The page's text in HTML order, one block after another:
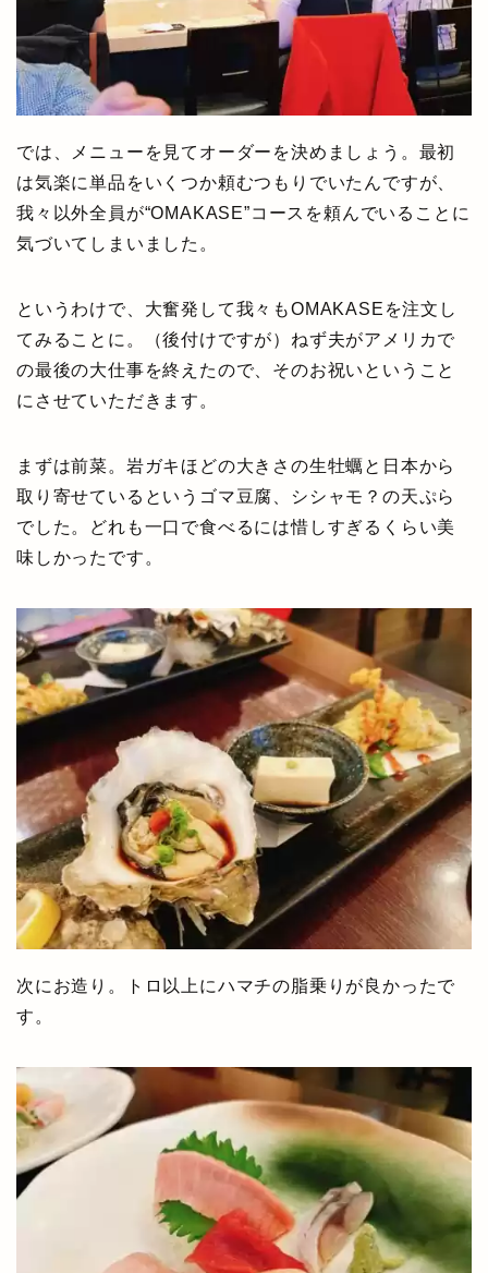
では、メニューを見てオーダーを決めましょう。最初
は気楽に単品をいくつか頼むつもりでいたんですが、
我々以外全員が“OMAKASE”コースを頼んでいることに
気づいてしまいました。
というわけで、大奮発して我々もOMAKASEを注文し
てみることに。（後付けですが）ねず夫がアメリカで
の最後の大仕事を終えたので、そのお祝いということ
にさせていただきます。
まずは前菜。岩ガキほどの大きさの生牡蠣と日本から
取り寄せているというゴマ豆腐、シシャモ？の天ぷら
でした。どれも一口で食べるには惜しすぎるくらい美
味しかったです。
次にお造り。トロ以上にハマチの脂乗りが良かったで
す。